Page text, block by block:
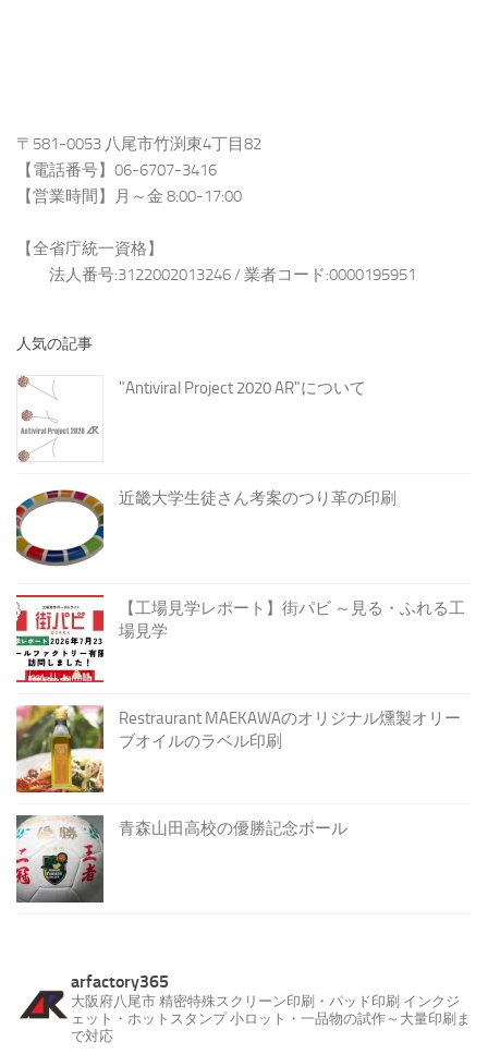
〒581-0053 八尾市竹渕東4丁目82
【電話番号】06-6707-3416
【営業時間】月～金 8:00-17:00
【全省庁統一資格】
法人番号:3122002013246 / 業者コード:0000195951
人気の記事
"Antiviral Project 2020 AR"について
近畿大学生徒さん考案のつり革の印刷
【工場見学レポート】街パビ ～見る・ふれる工
場見学
Restraurant MAEKAWAのオリジナル燻製オリー
ブオイルのラベル印刷
青森山田高校の優勝記念ボール
arfactory365
大阪府八尾市 精密特殊スクリーン印刷・パッド印刷 インクジ
ェット・ホットスタンプ小ロット・一品物の試作～大量印刷ま
で対応